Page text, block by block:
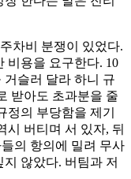
차비 분쟁이 있었다.
비용을 요구한다. 10
거슬러 달라 하니 규
받아도 초과분을 줄
정의 부당함을 제기
시 버티며 서 있자, 뒤
의 항의에 밀려 무사
않았다. 버팀과 저